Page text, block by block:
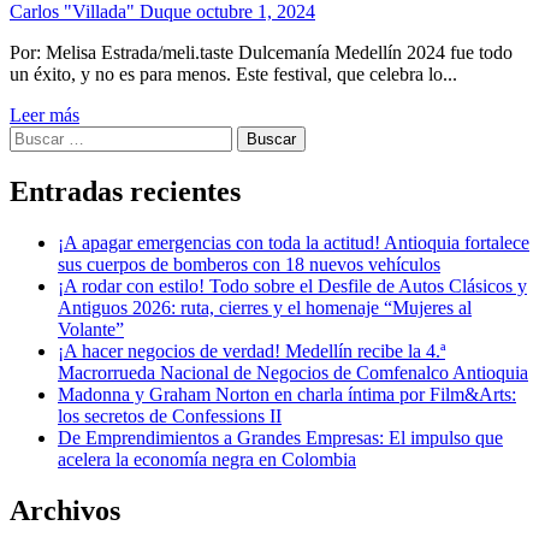
Carlos "Villada" Duque octubre 1, 2024
Por: Melisa Estrada/meli.taste Dulcemanía Medellín 2024 fue todo
un éxito, y no es para menos. Este festival, que celebra lo...
Leer más
Buscar:
Entradas recientes
¡A apagar emergencias con toda la actitud! Antioquia fortalece
sus cuerpos de bomberos con 18 nuevos vehículos
¡A rodar con estilo! Todo sobre el Desfile de Autos Clásicos y
Antiguos 2026: ruta, cierres y el homenaje “Mujeres al
Volante”
¡A hacer negocios de verdad! Medellín recibe la 4.ª
Macrorrueda Nacional de Negocios de Comfenalco Antioquia
Madonna y Graham Norton en charla íntima por Film&Arts:
los secretos de Confessions II
De Emprendimientos a Grandes Empresas: El impulso que
acelera la economía negra en Colombia
Archivos